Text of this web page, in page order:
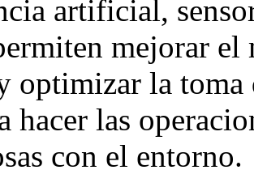
artificial,
mejorar
optimizar la toma
hacer las
con el entorno.